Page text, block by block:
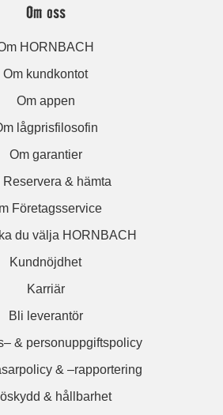
Om oss
HORNBACH
Om kundkontot
Om appen
lågprisfilosofin
Om garantier
Reservera & hämta
Företagsservice
du välja HORNBACH
Kundnöjdhet
Karriär
Bli leverantör
& personuppgiftspolicy
& –rapportering
& hållbarhet